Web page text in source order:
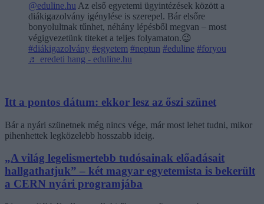
@eduline.hu Az első egyetemi ügyintézések között a
diákigazolvány igénylése is szerepel. Bár elsőre
bonyolultnak tűnhet, néhány lépésből megvan – most
végigvezetünk titeket a teljes folyamaton.😉
#diákigazolvány #egyetem #neptun #eduline #foryou
♬ eredeti hang - eduline.hu
Itt a pontos dátum: ekkor lesz az őszi szünet
Bár a nyári szünetnek még nincs vége, már most lehet tudni, mikor
pihenhettek legközelebb hosszabb ideig.
„A világ legelismertebb tudósainak előadásait
hallgathatjuk” – két magyar egyetemista is bekerült
a CERN nyári programjába